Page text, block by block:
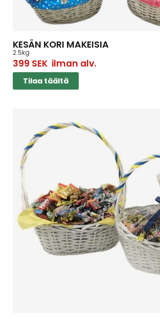
KESÄN KORI MAKEISIA
2.5kg
399 SEKilman alv.
Tilaa täältä